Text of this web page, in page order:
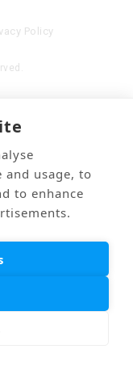
Policy
usage, to
to enhance